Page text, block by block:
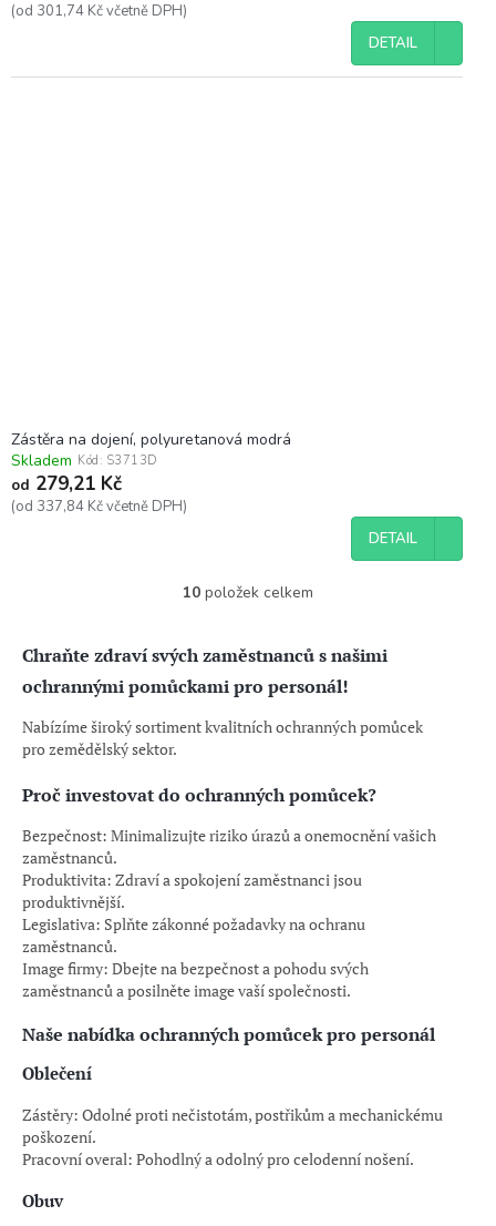
(od 301,74 Kč včetně DPH)
DETAIL
Zástěra na dojení, polyuretanová modrá
Skladem Kód: S3713D
od 279,21 Kč
(od 337,84 Kč včetně DPH)
DETAIL
O
á
d
c
r
k
v
p
i
s
u
10 položek celkem
Chraňte zdraví svých zaměstnanců s našimi
ochrannými pomůckami pro personál!
Nabízíme široký sortiment kvalitních ochranných pomůcek
pro zemědělský sektor.
Proč investovat do ochranných pomůcek?
Bezpečnost: Minimalizujte riziko úrazů a onemocnění vašich
zaměstnanců.
Produktivita: Zdraví a spokojení zaměstnanci jsou
produktivnější.
Legislativa: Splňte zákonné požadavky na ochranu
zaměstnanců.
Image firmy: Dbejte na bezpečnost a pohodu svých
zaměstnanců a posilněte image vaší společnosti.
Naše nabídka ochranných pomůcek pro personál
Oblečení
Zástěry: Odolné proti nečistotám, postřikům a mechanickému
poškození.
Pracovní overal: Pohodlný a odolný pro celodenní nošení.
Obuv